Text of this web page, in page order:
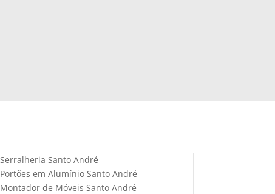
Serralheria Santo André
Portões em Alumínio Santo André
Montador de Móveis Santo André